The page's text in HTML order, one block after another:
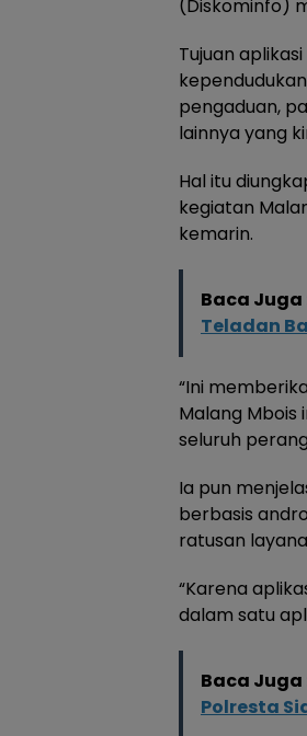
(Diskominfo)
Tujuan
pengaduan,
lainnya yang
Hal itu
kegiatan
kemarin.
Baca Juga
Teladan
“Ini
Malang Mbois
seluruh
Ia pun
berbasis
ratusan
“Karena
dalam satu
Baca Juga
Polresta